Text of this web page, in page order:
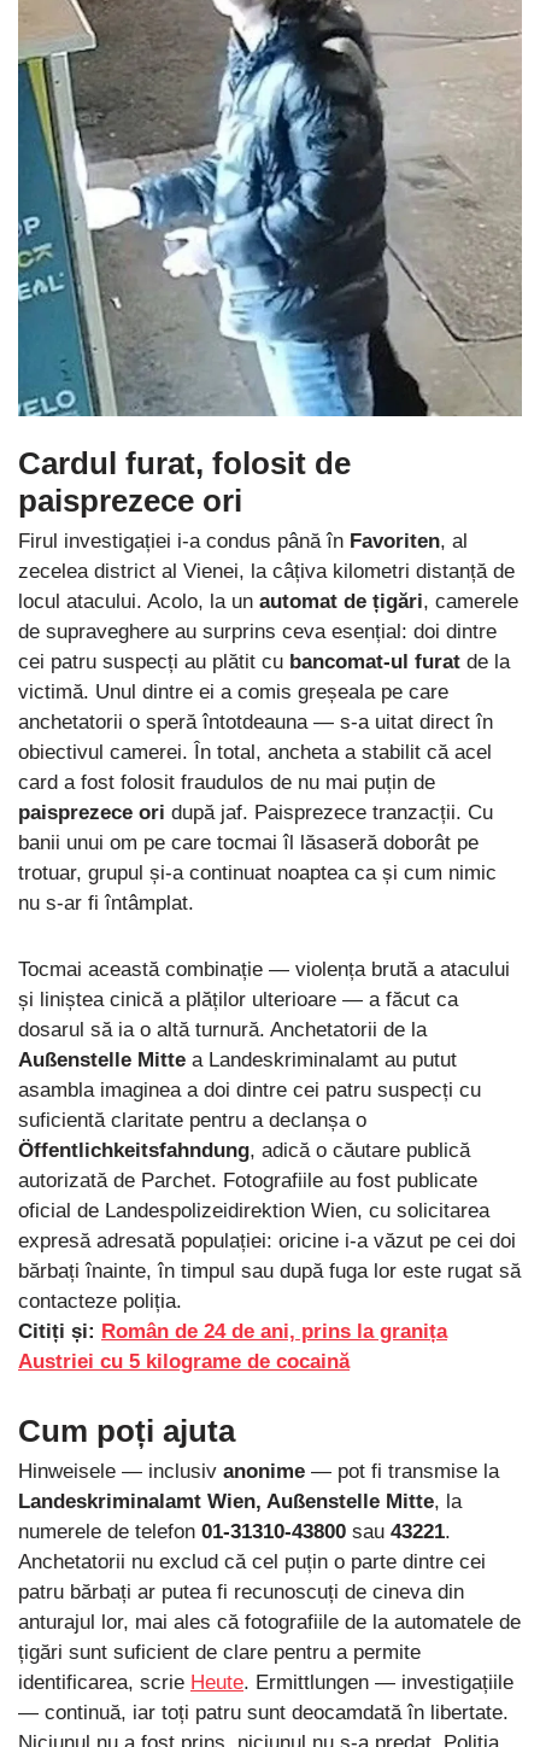
Cardul furat, folosit de
paisprezece ori
Firul investigației i-a condus până în Favoriten, al
zecelea district al Vienei, la câțiva kilometri distanță de
locul atacului. Acolo, la un automat de țigări, camerele
de supraveghere au surprins ceva esențial: doi dintre
cei patru suspecți au plătit cu bancomat-ul furat de la
victimă. Unul dintre ei a comis greșeala pe care
anchetatorii o speră întotdeauna — s-a uitat direct în
obiectivul camerei. În total, ancheta a stabilit că acel
card a fost folosit fraudulos de nu mai puțin de
paisprezece ori după jaf. Paisprezece tranzacții. Cu
banii unui om pe care tocmai îl lăsaseră doborât pe
trotuar, grupul și-a continuat noaptea ca și cum nimic
nu s-ar fi întâmplat.
Tocmai această combinație — violența brută a atacului
și liniștea cinică a plăților ulterioare — a făcut ca
dosarul să ia o altă turnură. Anchetatorii de la
Außenstelle Mitte a Landeskriminalamt au putut
asambla imaginea a doi dintre cei patru suspecți cu
suficientă claritate pentru a declanșa o
Öffentlichkeitsfahndung, adică o căutare publică
autorizată de Parchet. Fotografiile au fost publicate
oficial de Landespolizeidirektion Wien, cu solicitarea
expresă adresată populației: oricine i-a văzut pe cei doi
bărbați înainte, în timpul sau după fuga lor este rugat să
contacteze poliția.
Citiți și: Român de 24 de ani, prins la granița
Austriei cu 5 kilograme de cocaină
Cum poți ajuta
Hinweisele — inclusiv anonime — pot fi transmise la
Landeskriminalamt Wien, Außenstelle Mitte, la
numerele de telefon 01-31310-43800 sau 43221.
Anchetatorii nu exclud că cel puțin o parte dintre cei
patru bărbați ar putea fi recunoscuți de cineva din
anturajul lor, mai ales că fotografiile de la automatele de
țigări sunt suficient de clare pentru a permite
identificarea, scrie Heute. Ermittlungen — investigațiile
— continuă, iar toți patru sunt deocamdată în libertate.